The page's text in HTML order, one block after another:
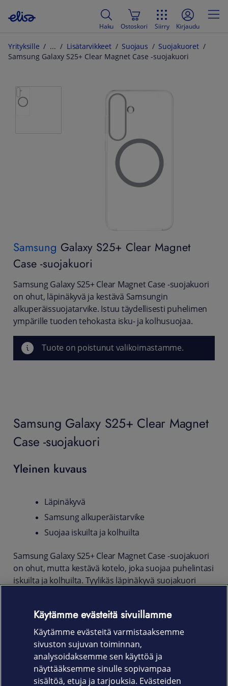
Haku Ostoskori Siirry Kirjaudu
Yrityksille Lisätarvikkeet Suojaus
Suojakuoret
Samsung Galaxy S25+ Clear Magnet Case -suojakuori
Samsung Galaxy S25+ Clear Magnet
Case -suojakuori
Samsung Galaxy S25+ Clear Magnet Case -suojakuori
on ohut, läpinäkyvä ja kestävä Samsungin
alkuperäissuojatarvike. Istuu täydellisesti puhelimen
ympärille tuoden tehokasta isku- ja kolhusuojaa.
Tuote on poistunut valikoimastamme.
Samsung Galaxy S25+ Clear Magnet
Case -suojakuori
Yleinen kuvaus
Läpinäkyvä
Samsung alkuperäistarvike
Suojaa iskuilta ja kolhuilta
Samsung Galaxy S25+ Clear Magnet Case -suojakuori
on ohut, mutta kestävä kotelo, joka suojaa puhelintasi
iskuilta ja kolhuilta. Tyylikäs läpinäkyvä suojakuori
Tuotekoodi
GP-FFS936YCATW
Takuu
Käytämme evästeitä sivuillamme
Käytämme evästeitä varmistaaksemme
sivuston sujuvan toiminnan,
analysoidaksemme sen käyttöä ja
näyttääksemme sinulle sopivampaa
sisältöä, etuja ja tarjouksia. Evästeiden